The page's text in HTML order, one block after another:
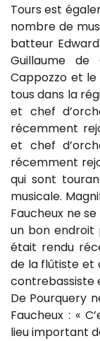
Tours est
nombre de
batteur
Guillaume de
Cappozzo et le
tous dans la
et chef
récemment
et chef
récemment
qui sont
musicale.
Faucheux ne
un bon endroit
était rendu
de la flûtiste et
contrebassiste
De Pourquery
Faucheux : «
lieu important